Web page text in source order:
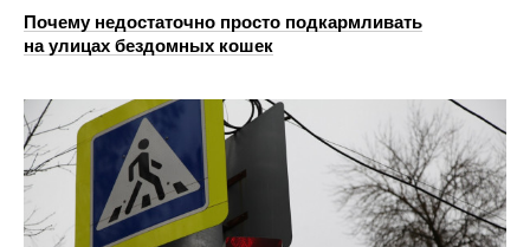
Почему недостаточно просто подкармливать
на улицах бездомных кошек